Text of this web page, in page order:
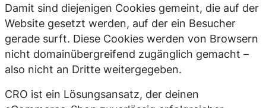
Damit sind diejenigen Cookies gemeint, die auf der
Website gesetzt werden, auf der ein Besucher
gerade surft. Diese Cookies werden von Browsern
nicht domainübergreifend zugänglich gemacht –
also nicht an Dritte weitergegeben.
CRO ist ein Lösungsansatz, der deinen